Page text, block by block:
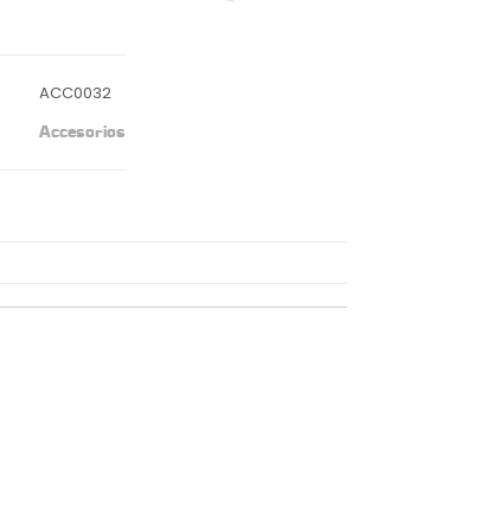
ACC0032
Accesorios